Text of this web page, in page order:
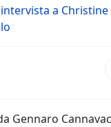
a
Gennaro